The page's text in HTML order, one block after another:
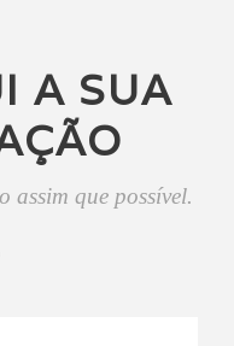
A SUA
assim que possível.